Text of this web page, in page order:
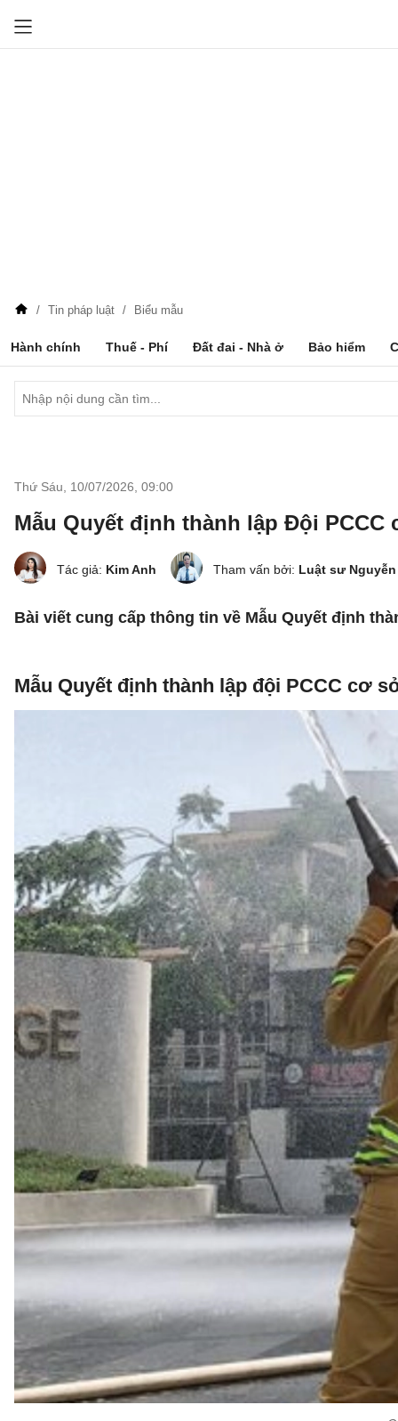
Tin pháp luật Biểu mẫu
Hành chính Thuế - Phí Đất đai - Nhà ở Bảo hiểm
Thứ Sáu, 10/07/2026 09:00
Mẫu Quyết định thành lập Đội
Tác giả: Kim Anh Tham vấn bởi: Luật sư
Bài viết cung cấp thông tin về Mẫu Quyết định
Mẫu Quyết định thành lập đội PCCC cơ